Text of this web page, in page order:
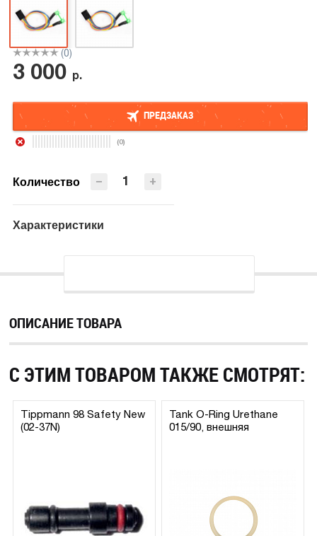
(0)
3 000 р.
ПРЕДЗАКАЗ
(0)
Количество +
−
Характеристики
ОПИСАНИЕ ТОВАРА
С ЭТИМ ТОВАРОМ ТАКЖЕ СМОТРЯТ:
Tippmann 98 Safety New
(02-37N)
Tank O-Ring Urethane
015/90, внешняя